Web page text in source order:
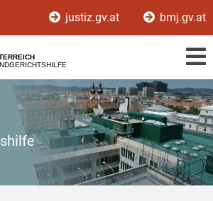
justiz.gv.at bmj.gv.at